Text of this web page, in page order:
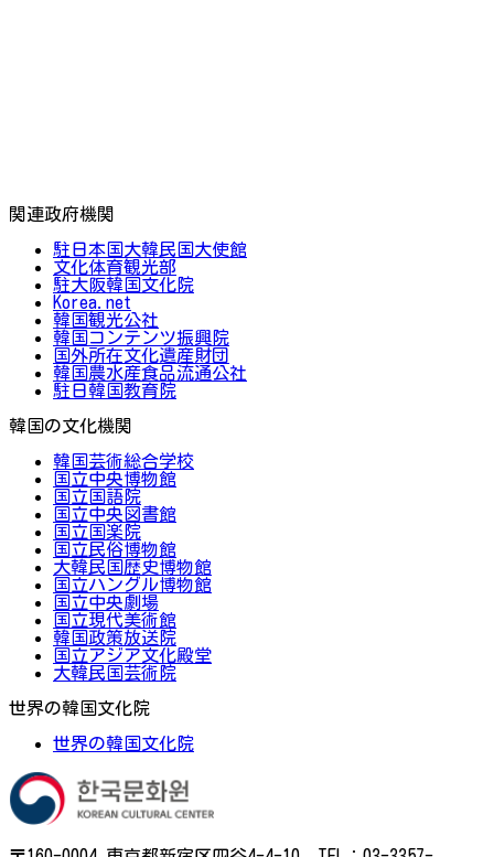
関連政府機関
駐日本国大韓民国大使館
文化体育観光部
駐大阪韓国文化院
Korea.net
韓国観光公社
韓国コンテンツ振興院
国外所在文化遺産財団
韓国農水産食品流通公社
駐日韓国教育院
韓国の文化機関
韓国芸術総合学校
国立中央博物館
国立国語院
国立中央図書館
国立国楽院
国立民俗博物館
大韓民国歴史博物館
国立ハングル博物館
国立中央劇場
国立現代美術館
韓国政策放送院
国立アジア文化殿堂
大韓民国芸術院
世界の韓国文化院
世界の韓国文化院